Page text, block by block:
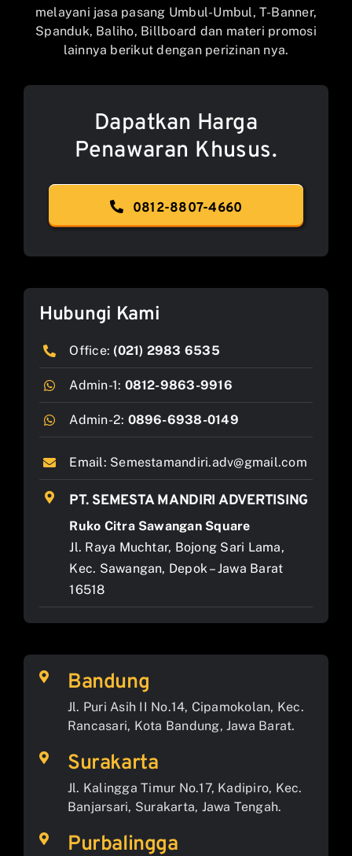
melayani jasa pasang Umbul-Umbul, T-Banner,
Spanduk, Baliho, Billboard dan materi promosi
lainnya berikut dengan perizinan nya.
Dapatkan Harga
Penawaran Khusus.
0812-8807-4660
Hubungi Kami
Office: (021) 2983 6535
Admin-1: 0812-9863-9916
Admin-2: 0896-6938-0149
Email: Semestamandiri.adv@gmail.com
PT. SEMESTA MANDIRI ADVERTISING
Ruko Citra Sawangan Square
Jl. Raya Muchtar, Bojong Sari Lama,
Kec. Sawangan, Depok – Jawa Barat
16518
Bandung
Jl. Puri Asih II No.14, Cipamokolan, Kec.
Rancasari, Kota Bandung, Jawa Barat.
Surakarta
Jl. Kalingga Timur No.17, Kadipiro, Kec.
Banjarsari, Surakarta, Jawa Tengah.
Purbalingga